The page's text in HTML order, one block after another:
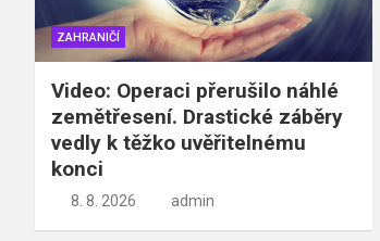
ZAHRANIČÍ
Video: Operaci přerušilo náhlé
zemětřesení. Drastické záběry
vedly k těžko uvěřitelnému
konci
8. 8. 2026 admin